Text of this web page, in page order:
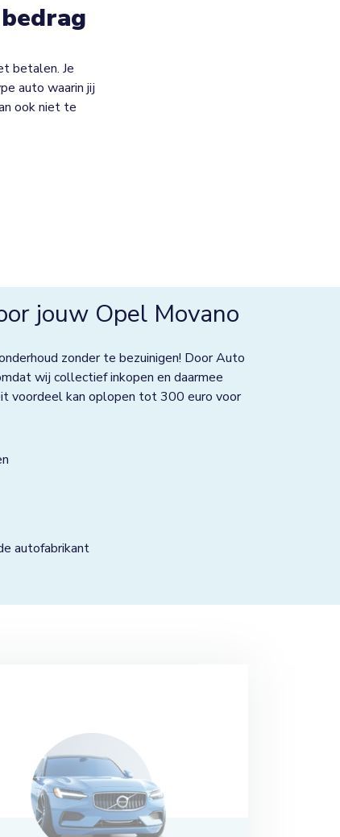
betalen. Je
auto waarin jij
ook niet te
jouw Opel Movano
zonder te bezuinigen! Door Auto
wij collectief inkopen en daarmee
voordeel kan oplopen tot 300 euro voor
autofabrikant